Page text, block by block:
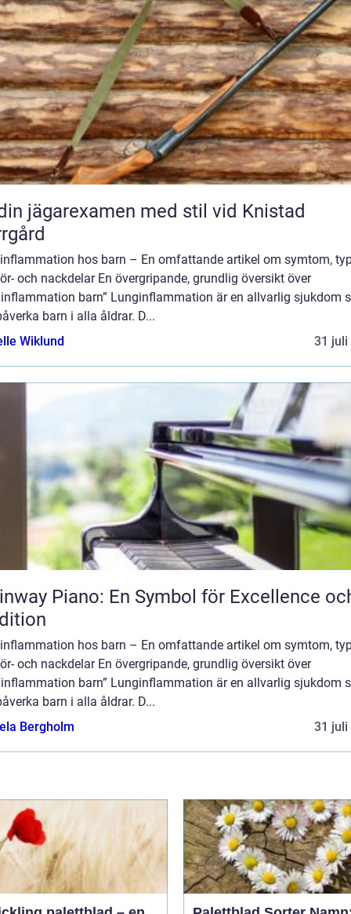
jägarexamen med stil vid Knistad
hos barn – En omfattande artikel om symtom,
och nackdelar En övergripande, grundlig översikt över
barn” Lunginflammation är en allvarlig sjukdom
barn i alla åldrar. D...
Wiklund
31 juli
Piano: En Symbol för Excellence
hos barn – En omfattande artikel om symtom,
och nackdelar En övergripande, grundlig översikt över
barn” Lunginflammation är en allvarlig sjukdom
barn i alla åldrar. D...
Bergholm
31 juli